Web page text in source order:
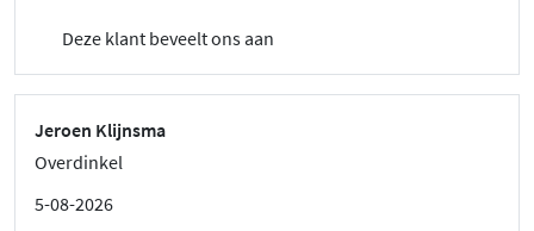
Deze klant beveelt ons aan
Jeroen Klijnsma
Overdinkel
5-08-2026